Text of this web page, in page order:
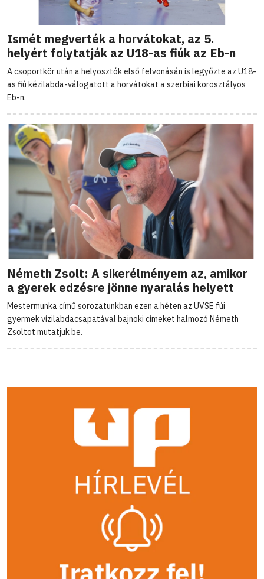
Ismét megverték a horvátokat, az 5.
helyért folytatják az U18-as fiúk az Eb-n
A csoportkör után a helyosztók első felvonásán is legyőzte az U18-
as fiú kézilabda-válogatott a horvátokat a szerbiai korosztályos
Eb-n.
Németh Zsolt: A sikerélményem az, amikor
a gyerek edzésre jönne nyaralás helyett
Mestermunka című sorozatunkban ezen a héten az UVSE fúi
gyermek vízilabdacsapatával bajnoki címeket halmozó Németh
Zsoltot mutatjuk be.